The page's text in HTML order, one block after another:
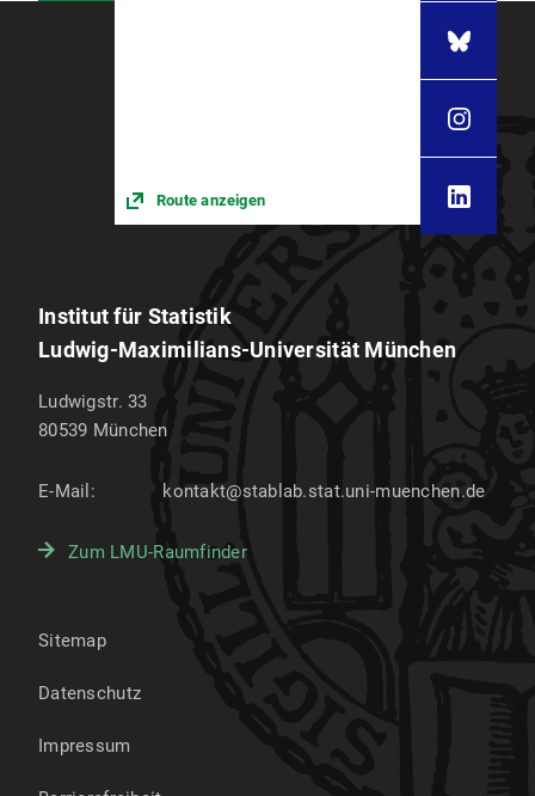
Route anzeigen
Institut für Statistik
Ludwig-Maximilians-Universität München
Ludwigstr. 33
80539 München
E-Mail: kontakt@stablab.stat.uni-muenchen.de
Zum LMU-Raumfinder
Sitemap
Datenschutz
Impressum